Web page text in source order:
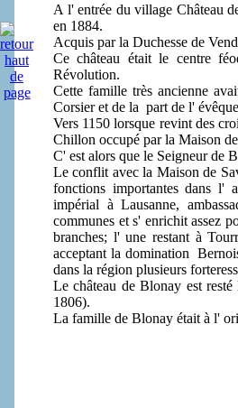
A l' entrée du village Château
en 1884.
Acquis par la Duchesse de
Ce château était le centre
Révolution.
Cette famille très ancienne
Corsier et de la part de l'
Vers 1150 lorsque revint des
Chillon occupé par la Maison
C' est alors que le Seigneur de
Le conflit avec la Maison de
fonctions importantes dans l'
impérial à Lausanne,
communes et s' enrichit assez
branches; l' une restant à
acceptant la domination
dans la région plusieurs
Le château de Blonay est
1806).
La famille de Blonay était à l'